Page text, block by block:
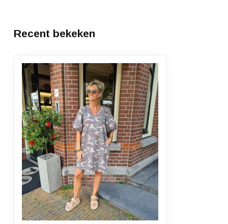
Recent bekeken